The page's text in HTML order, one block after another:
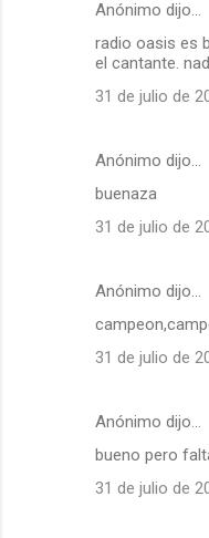
Anónimo dijo…
radio oasis es
el cantante.
31 de julio de
Anónimo dijo…
buenaza
31 de julio de
Anónimo dijo…
31 de julio de
Anónimo dijo…
bueno pero
31 de julio de